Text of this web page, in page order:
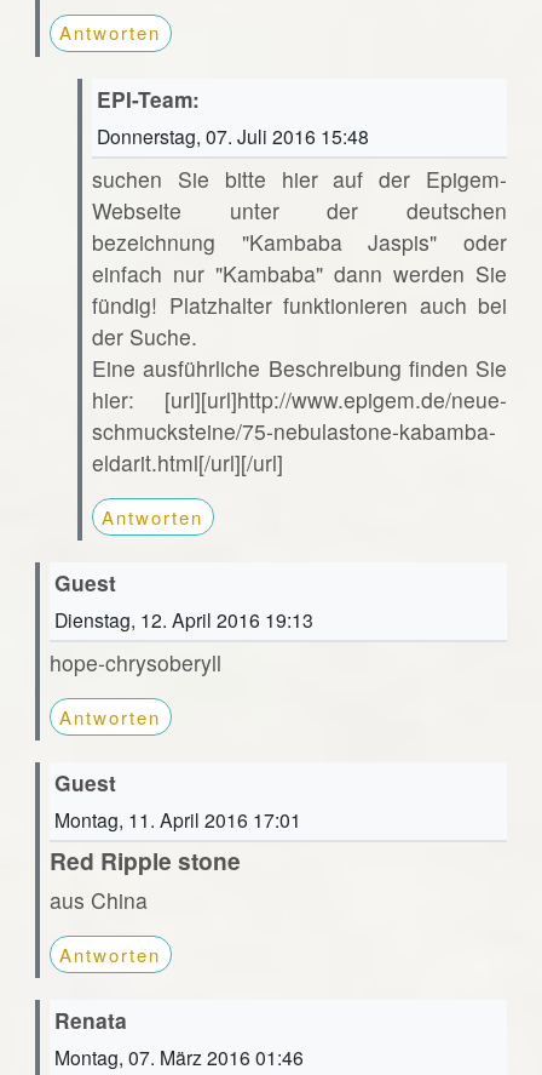
Antworten
EPI-Team:
Donnerstag, 07. Juli 2016 15:48
suchen Sie bitte hier auf der Epigem-
Webseite unter der deutschen
bezeichnung "Kambaba Jaspis" oder
einfach nur "Kambaba" dann werden Sie
fündig! Platzhalter funktionieren auch bei
der Suche.
Eine ausführliche Beschreibung finden Sie
hier: [url][url]http://www.epigem.de/neue-
schmucksteine/75-nebulastone-kabamba-
eldarit.html[/url][/url]
Antworten
Guest
Dienstag, 12. April 2016 19:13
hope-chrysoberyll
Antworten
Guest
Montag, 11. April 2016 17:01
Red Ripple stone
aus China
Antworten
Renata
Montag, 07. März 2016 01:46